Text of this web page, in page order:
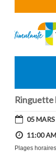
Ringuette
05
11:00
Plages